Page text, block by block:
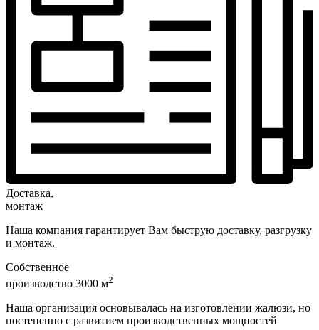
Доставка,
монтаж
Наша компания гарантирует Вам быструю доставку, разгрузку
и монтаж.
Собственное
производство 3000 м2
Наша организация основывалась на изготовлении жалюзи, но
постепенно с развитием производственных мощностей